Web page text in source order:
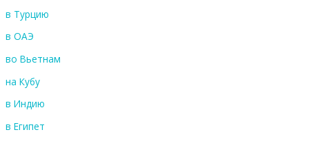
в Турцию
в ОАЭ
во Вьетнам
на Кубу
в Индию
в Египет